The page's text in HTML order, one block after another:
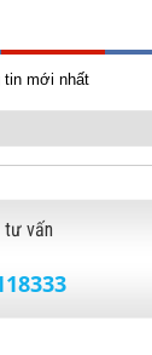
tin mới nhất
tư vấn